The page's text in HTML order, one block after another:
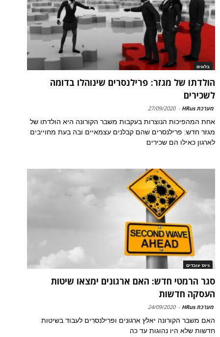
בלוגים
הולדתו של מגזר: פרילנסרים שינוהלו בדומה
לשכירים
מערכת HRus -
27/09/2020
אחת המהפיכות הנוצרות בעקבות משבר הקורונה היא הולדתו של
מגזר חדש: פרילנסרים שהם קבלנים עצמאיים ובה בעת מחוייבים
לארגון כאילו הם שכירים
גיוס עובדים
סגר הרמטי חדש: האם ארגונים ימצאו שיטות
העסקה חדשות
מערכת HRus -
24/09/2020
האם משבר הקורונה יאלץ ארגונים ופרילנסרים לעבוד בשיטות
חדשות שלא היו נהוגות עד כה